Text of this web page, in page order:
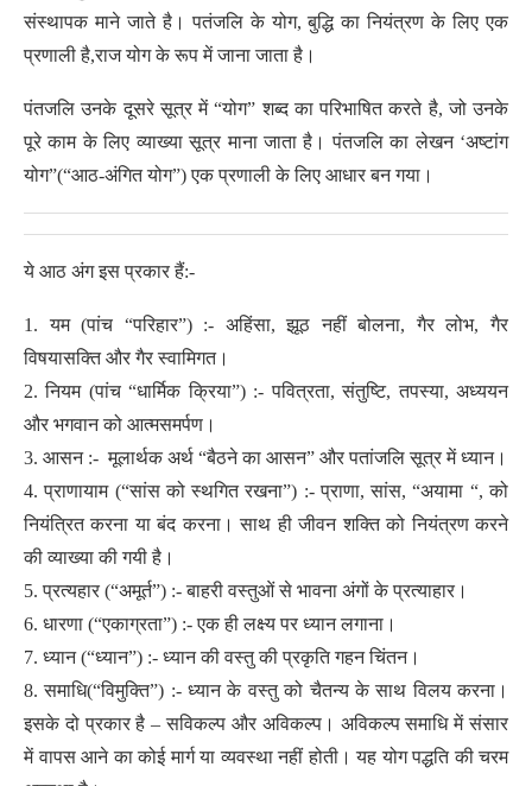
संस्थापक माने जाते है। पतंजलि के योग, बुद्धि का नियंत्रण के लिए एक
प्रणाली है,राज योग के रूप में जाना जाता है।
पंतजलि उनके दूसरे सूत्र में “योग” शब्द का परिभाषित करते है, जो उनके
पूरे काम के लिए व्याख्या सूत्र माना जाता है। पंतजलि का लेखन ‘अष्टांग
योग”(“आठ-अंगित योग”) एक प्रणाली के लिए आधार बन गया।
ये आठ अंग इस प्रकार हैं:-
1. यम (पांच “परिहार”) :- अहिंसा, झूठ नहीं बोलना, गैर लोभ, गैर
विषयासक्ति और गैर स्वामिगत।
2. नियम (पांच “धार्मिक क्रिया”) :- पवित्रता, संतुष्टि, तपस्या, अध्ययन
और भगवान को आत्मसमर्पण।
3. आसन :- मूलार्थक अर्थ “बैठने का आसन” और पतांजलि सूत्र में ध्यान।
4. प्राणायाम (“सांस को स्थगित रखना”) :- प्राणा, सांस, “अयामा “, को
नियंत्रित करना या बंद करना। साथ ही जीवन शक्ति को नियंत्रण करने
की व्याख्या की गयी है।
5. प्रत्यहार (“अमूर्त”) :- बाहरी वस्तुओं से भावना अंगों के प्रत्याहार।
6. धारणा (“एकाग्रता”) :- एक ही लक्ष्य पर ध्यान लगाना।
7. ध्यान (“ध्यान”) :- ध्यान की वस्तु की प्रकृति गहन चिंतन।
8. समाधि(“विमुक्ति”) :- ध्यान के वस्तु को चैतन्य के साथ विलय करना।
इसके दो प्रकार है – सविकल्प और अविकल्प। अविकल्प समाधि में संसार
में वापस आने का कोई मार्ग या व्यवस्था नहीं होती। यह योग पद्धति की चरम